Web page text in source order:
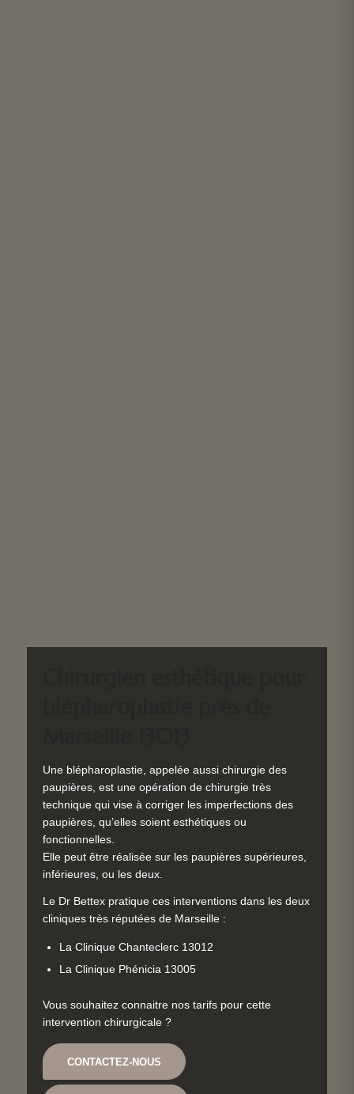
Une blépharoplastie, appelée aussi chirurgie des
paupières, est une opération de chirurgie très
technique qui vise à corriger les imperfections des
paupières, qu’elles soient esthétiques ou
fonctionnelles.
Elle peut être réalisée sur les paupières supérieures,
inférieures, ou les deux.
Le Dr Bettex pratique ces interventions dans les deux
cliniques très réputées de Marseille :
La Clinique Chanteclerc 13012
La Clinique Phénicia 13005
Vous souhaitez connaitre nos tarifs pour cette
intervention chirurgicale ?
CONTACTEZ-NOUS